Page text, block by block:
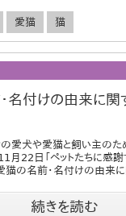
愛猫 猫
名付けの由来に関
の愛犬や愛猫と飼い主の
11月22日「ペットたちに感
猫の名前・名付けの由来
続きを読む